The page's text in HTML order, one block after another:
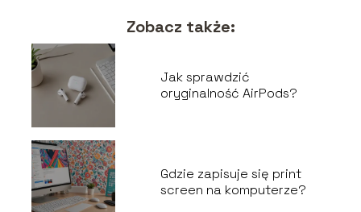
Zobacz także:
Jak sprawdzić
oryginalność AirPods?
Gdzie zapisuje się print
screen na komputerze?